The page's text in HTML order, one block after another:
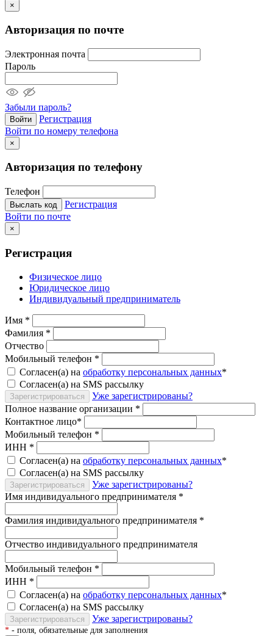
×
Авторизация по почте
Электронная почта
Пароль
Забыли пароль?
Войти
Регистрация
Войти по номеру телефона
×
Авторизация по телефону
Телефон
Выслать код
Регистрация
Войти по почте
×
Регистрация
Физическое лицо
Юридическое лицо
Индивидуальный предприниматель
Имя *
Фамилия *
Отчество
Мобильный телефон *
Согласен(а) на обработку персональных данных*
Согласен(а) на SMS рассылку
Зарегистрироваться
Уже зарегистрированы?
Полное название организации *
Контактное лицо*
Мобильный телефон *
ИНН *
Согласен(а) на обработку персональных данных*
Согласен(а) на SMS рассылку
Зарегистрироваться
Уже зарегистрированы?
Имя индивидуального предпринимателя *
Фамилия индивидуального предпринимателя *
Отчество индивидуального предпринимателя
Мобильный телефон *
ИНН *
Согласен(а) на обработку персональных данных*
Согласен(а) на SMS рассылку
Зарегистрироваться Уже зарегистрированы?
* - поля, обязательные для заполнения